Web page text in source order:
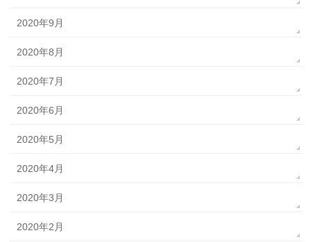
2020年9月
2020年8月
2020年7月
2020年6月
2020年5月
2020年4月
2020年3月
2020年2月